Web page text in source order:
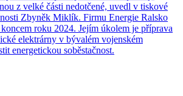
z velké části nedotčené, uvedl v tiskové
Zbyněk Miklík. Firmu Energie Ralsko
roku 2024. Jejím úkolem je příprava
elektrárny v bývalém vojenském
energetickou soběstačnost.